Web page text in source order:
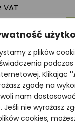
z plików
Klikając
zgodę na
nam
Jeśli nie wyrażasz
cookies,
VAT